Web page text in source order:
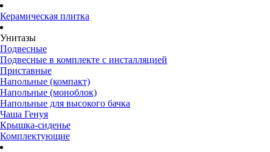
Керамическая плитка
Унитазы
Подвесные
Подвесные в комплекте с инсталляцией
Приставные
Напольные (компакт)
Напольные (моноблок)
Напольные для высокого бачка
Чаша Генуя
Крышка-сиденье
Комплектующие